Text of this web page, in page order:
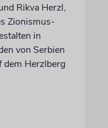
Rikva Herzl,
Zionismus-
in
von Serbien
dem Herzlberg